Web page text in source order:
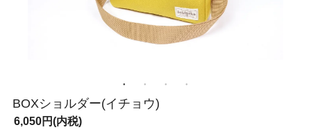
BOXショルダー(イチョウ)
6,050円(内税)